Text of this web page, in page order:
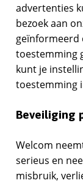
advertenties
bezoek aan
geïnformeerd
toestemming
kunt je
toestemming
Beveiliging
Welcom
serieus en
misbruik,